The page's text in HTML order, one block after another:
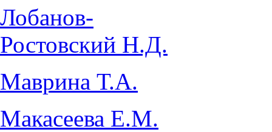
Лобанов-
Ростовский Н.Д.
Маврина Т.А.
Макасеева Е.М.